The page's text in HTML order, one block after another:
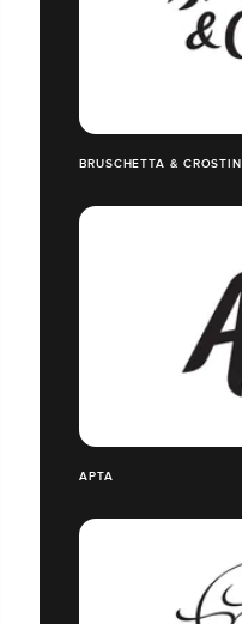
BRUSCHETTA & CROSTINI
APTA